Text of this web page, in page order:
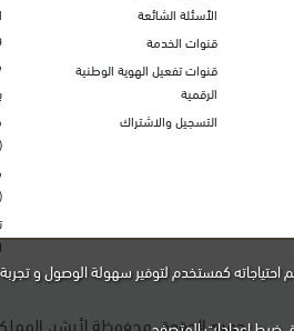
الأسئلة الشائعة
قنوات الخدمة
قنوات تفعيل الهوية الوطنية
الرقمية
التسجيل والاشتراك
جميع الحقوق محفوظة لأبشر،
كمستخدم لتوفير سهولة الوصول و